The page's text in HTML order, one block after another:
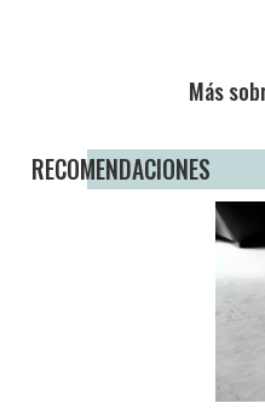
RECOMENDACIONES